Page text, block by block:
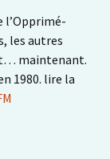
l’Opprimé-
les autres
maintenant.
1980. lire la